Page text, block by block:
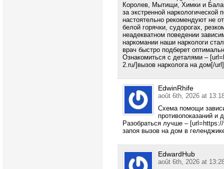
Королев, Мытищи, Химки и
за экстренной
настоятельно рекомендуют не
белой горячки, судорогах,
неадекватном поведении
наркомании наши наркологи
врач быстро подберет
Ознакомиться с деталями –
2.ru/]вызов нарколога на дом[/url]
EdwinRhife
août 6th, 2026 at
Схема помощи
противопоказаний и
Разобраться лучше –
запоя вызов на дом в
EdwardHub
août 6th, 2026 at